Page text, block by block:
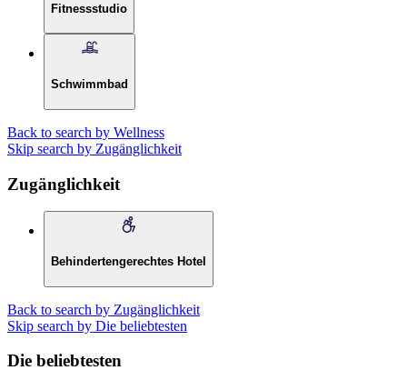
Fitnessstudio
Schwimmbad
Back to search by Wellness
Skip search by Zugänglichkeit
Zugänglichkeit
Behindertengerechtes Hotel
Back to search by Zugänglichkeit
Skip search by Die beliebtesten
Die beliebtesten